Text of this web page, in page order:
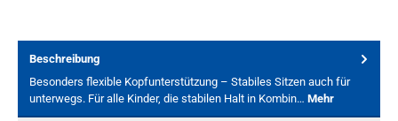
Beschreibung
Besonders flexible Kopfunterstützung – Stabiles Sitzen auch für
unterwegs. Für alle Kinder, die stabilen Halt in Kombin… Mehr